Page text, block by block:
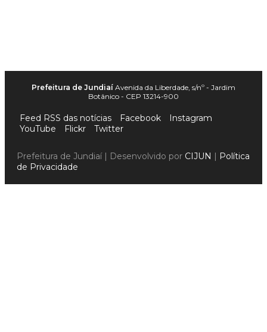
Prefeitura de Jundiaí Avenida da Liberdade, s/nº - Jardim
Botânico - CEP 13214-900
Feed RSS das notícias Facebook
Instagram
YouTube
Flickr Twitter
Prefeitura de Jundiaí | Desenvolvido por CIJUN | Política
de Privacidade